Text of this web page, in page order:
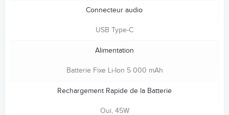
Connecteur audio
USB Type-C
Alimentation
Batterie Fixe Li-Ion 5 000 mAh
Rechargement Rapide de la Batterie
Oui, 45W